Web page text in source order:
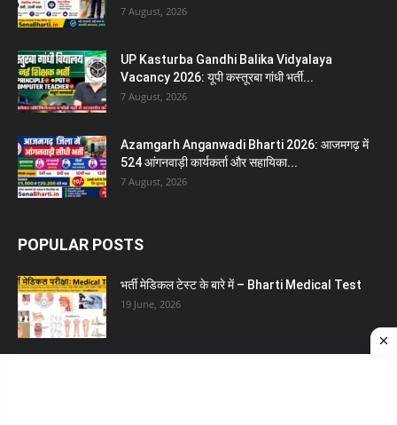
7 August, 2026
UP Kasturba Gandhi Balika Vidyalaya
Vacancy 2026: यूपी कस्तूरबा गांधी भर्ती...
7 August, 2026
Azamgarh Anganwadi Bharti 2026: आजमगढ़ में
524 आंगनवाड़ी कार्यकर्ता और सहायिका...
7 August, 2026
POPULAR POSTS
भर्ती मेडिकल टेस्ट के बारे में – Bharti Medical Test
19 June, 2026